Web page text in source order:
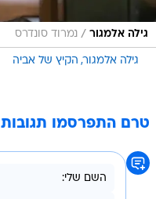
גילה אלמגור / נמרוד סונדרס
גילה אלמגור הקיץ של אביה
טרם התפרסמו תגובות